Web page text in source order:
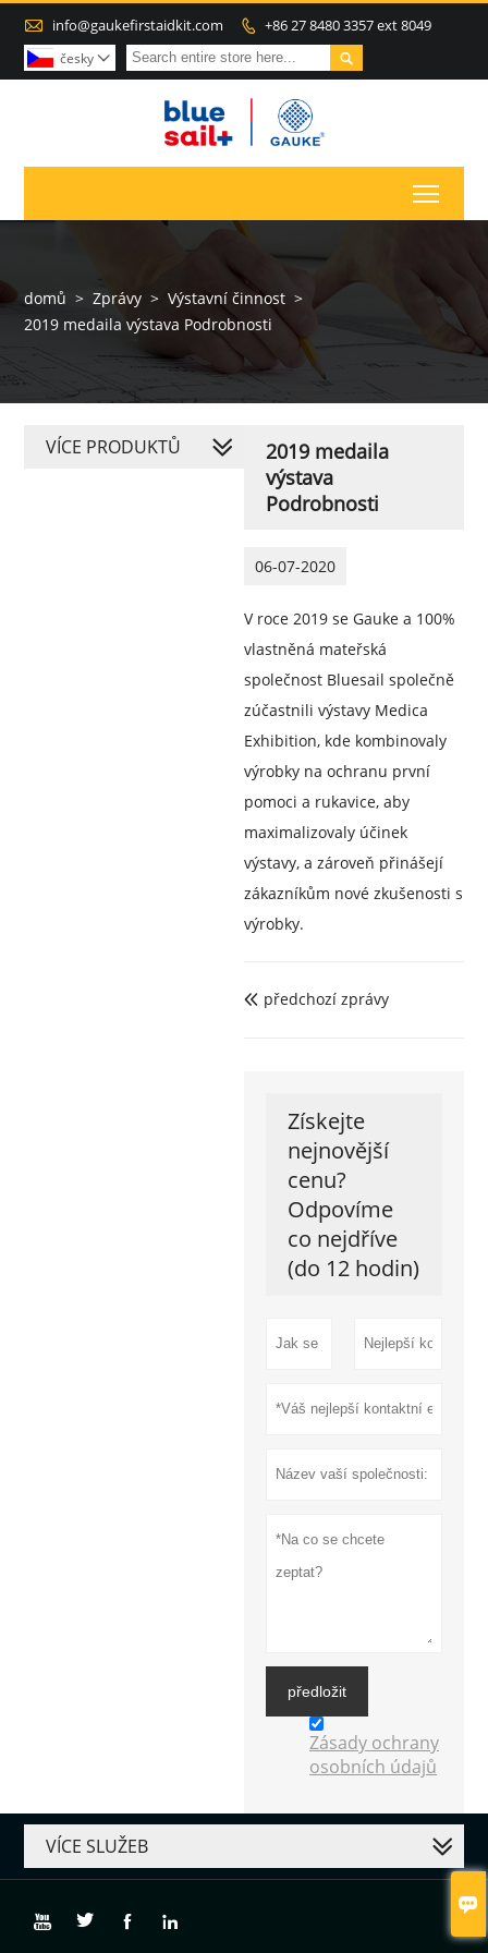

 info@gaukefirstaidkit.com  +86 27 8480 3357 ext 8049

česky 
domů > Zprávy > Výstavní činnost >
2019 medaila výstava Podrobnosti
2019 medaila
výstava
Podrobnosti
06-07-2020
V roce 2019 se Gauke a 100%
vlastněná mateřská
společnost Bluesail společně
zúčastnili výstavy Medica
Exhibition, kde kombinovaly
výrobky na ochranu první
pomoci a rukavice, aby
maximalizovaly účinek
výstavy, a zároveň přinášejí
zákazníkům nové zkušenosti s
výrobky.
 předchozí zprávy
Získejte
nejnovější
cenu?
Odpovíme
co nejdříve
(do 12 hodin)
předložit
Zásady ochrany
osobních údajů
VÍCE PRODUKTŮ
VÍCE SLUŽEB
   